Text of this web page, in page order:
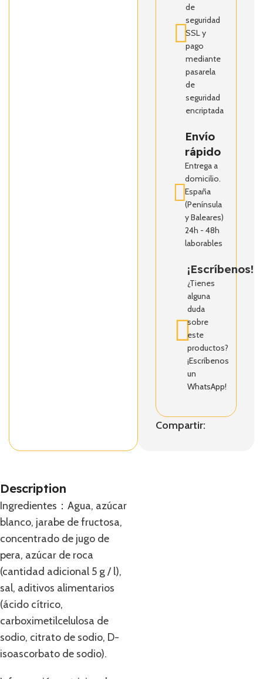
de
seguridad
SSL y
pago
mediante
pasarela
de
seguridad
encriptada
Envío
rápido
Entrega a
domicilio.
España
(Península
y Baleares)
24h - 48h
laborables
¡Escríbenos!
¿Tienes
alguna
duda
sobre
este
productos?
¡Escríbenos
un
WhatsApp!
Compartir:
Description
Ingredientes：Agua, azúcar
blanco, jarabe de fructosa,
concentrado de jugo de
pera, azúcar de roca
(cantidad adicional 5 g / l),
sal, aditivos alimentarios
(ácido cítrico,
carboximetilcelulosa de
sodio, citrato de sodio, D-
isoascorbato de sodio).